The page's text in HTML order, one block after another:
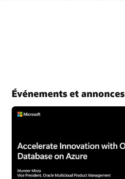
Événements et annonces